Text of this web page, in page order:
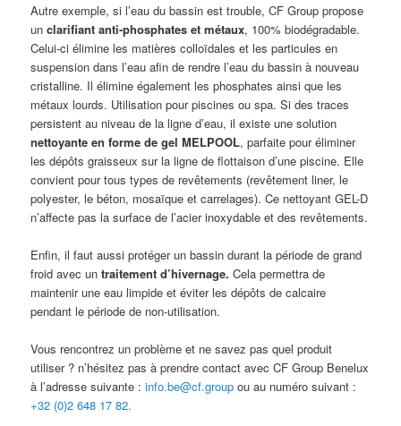
Autre exemple, si l’eau du bassin est trouble, CF Group propose
un clarifiant anti-phosphates et métaux, 100% biodégradable.
Celui-ci élimine les matières colloïdales et les particules en
suspension dans l’eau afin de rendre l’eau du bassin à nouveau
cristalline. Il élimine également les phosphates ainsi que les
métaux lourds. Utilisation pour piscines ou spa. Si des traces
persistent au niveau de la ligne d’eau, il existe une solution
nettoyante en forme de gel MELPOOL, parfaite pour éliminer
les dépôts graisseux sur la ligne de flottaison d’une piscine. Elle
convient pour tous types de revêtements (revêtement liner, le
polyester, le béton, mosaïque et carrelages). Ce nettoyant GEL-D
n’affecte pas la surface de l’acier inoxydable et des revêtements.
Enfin, il faut aussi protéger un bassin durant la période de grand
froid avec untraitement d’hivernage. Cela permettra de
maintenir une eau limpide et éviter les dépôts de calcaire
pendant le période de non-utilisation.
Vous rencontrez un problème et ne savez pas quel produit
utiliser ? n’hésitez pas à prendre contact avec CF Group Benelux
à l’adresse suivante :info.be@cf.group ou au numéro suivant :
+32 (0)2 648 17 82.